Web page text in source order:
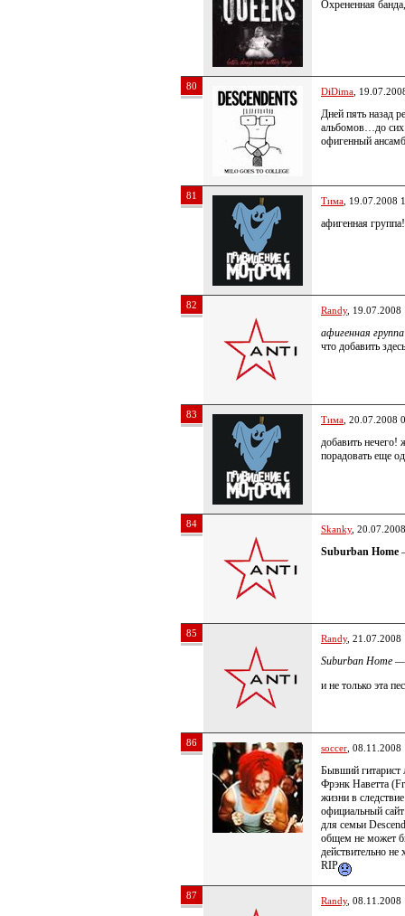
Охрененная
80 DiDima ,
Дней пять назад
альбомов…до сих
офигенный
81 Тима , 19.07.2008
афигенная группа!
82 Randy, 19.07.2008
афигенная
что добавить
83 Тима , 20.07.2008
добавить нечего!
порадовать еще
84 Skanky,
Suburban Home
85 Randy, 21.07.2008
Suburban Home
и не только эта
86 soccer ,
Бывший гитарист
Фрэнк Наветта
жизни в
официальный
для семьи
общем не может
действительно не
RIP
87 Randy, 08.11.2008